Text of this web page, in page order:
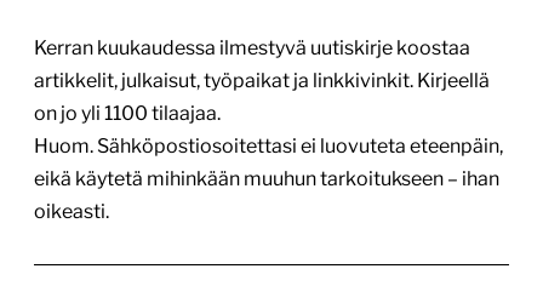
Kerran kuukaudessa ilmestyvä uutiskirje koostaa
artikkelit, julkaisut, työpaikat ja linkkivinkit. Kirjeellä
on jo yli 1100 tilaajaa.
Huom. Sähköpostiosoitettasi ei luovuteta eteenpäin,
eikä käytetä mihinkään muuhun tarkoitukseen – ihan
oikeasti.